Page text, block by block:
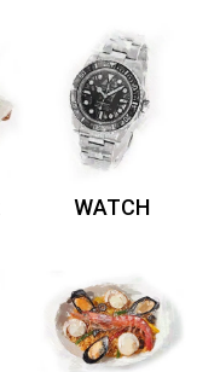
WATCH